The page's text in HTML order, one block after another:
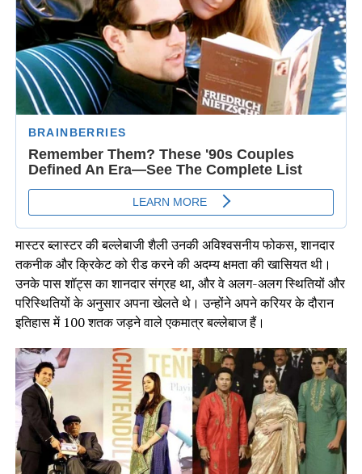
मास्टर ब्लास्टर की बल्लेबाजी शैली उनकी अविश्वसनीय फोकस, शानदार
तकनीक और क्रिकेट को रीड करने की अदम्य क्षमता की खासियत थी।
उनके पास शॉट्स का शानदार संग्रह था, और वे अलग-अलग स्थितियों और
परिस्थितियों के अनुसार अपना खेलते थे। उन्होंने अपने करियर के दौरान
इतिहास में 100 शतक जड़ने वाले एकमात्र बल्लेबाज हैं।